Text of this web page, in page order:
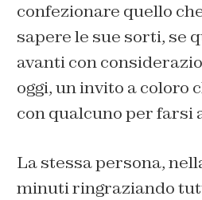
confezionare quello
sapere le sue sorti, se
avanti con
oggi, un invito a coloro
con qualcuno per farsi
La stessa persona,
minuti ringraziando